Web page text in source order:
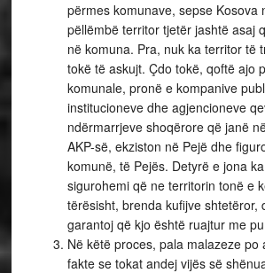
përmes komunave, sepse Kosova
pëllëmbë territor tjetër jashtë asaj
në komuna. Pra, nuk ka territor të
tokë të askujt. Çdo tokë, qoftë ajo
komunale, pronë e kompanive
institucioneve dhe agjencioneve
ndërmarrjeve shoqërore që janë
AKP-së, ekziston në Pejë dhe
komunë, të Pejës. Detyrë e jona
sigurohemi që ne territorin tonë e
tërësisht, brenda kufijve shtetëror,
garantoj që kjo është ruajtur me
Në këtë proces, pala malazeze po
fakte se tokat andej vijës së